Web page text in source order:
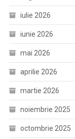
iulie 2026
iunie 2026
mai 2026
aprilie 2026
martie 2026
noiembrie 2025
octombrie 2025